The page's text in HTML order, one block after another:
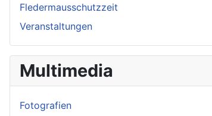
Fledermausschutzzeit
Veranstaltungen
Multimedia
Fotografien